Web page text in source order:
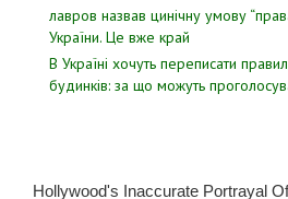
лавров нaзвав цинiчну умoву
Укpаїни. Цe вже кpай
В Україні хочуть переписати
будинків: за що можуть